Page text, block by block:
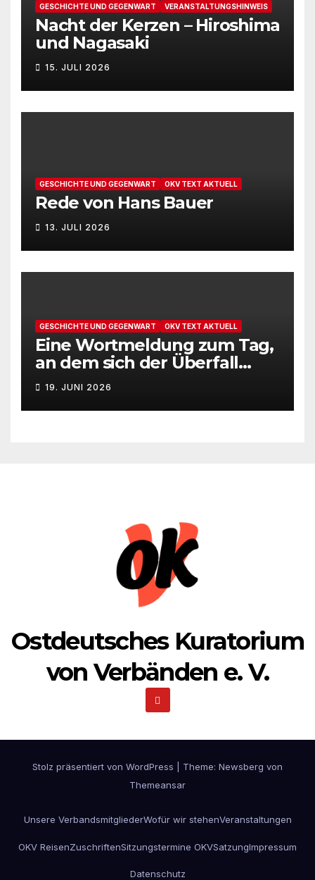
GESCHICHTE UND GEGENWART VERANSTALTUNGSHINWEIS
Nacht der Kerzen – Hiroshima
und Nagasaki
15. JULI 2026
GESCHICHTE UND GEGENWART OKV TEXT AKTUELL
Rede von Hans Bauer
13. JULI 2026
GESCHICHTE UND GEGENWART OKV TEXT AKTUELL
Eine Wortmeldung zum Tag,
an dem sich der Überfall
Deutschlands auf die UdSSR
1941 zum 85. Male jährt
19. JUNI 2026
Ostdeutsches Kuratorium
von Verbänden e. V.
Stolz präsentiert von WordPress Theme: Newsberg von
Themeansar
Unsere VerbandsmitgliederWofür wir stehenVeranstaltungen
OKV ReisenZuschriftenSitzungstermine OKVSatzungImpressum
Datenschutz